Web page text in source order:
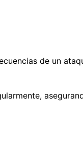
de un